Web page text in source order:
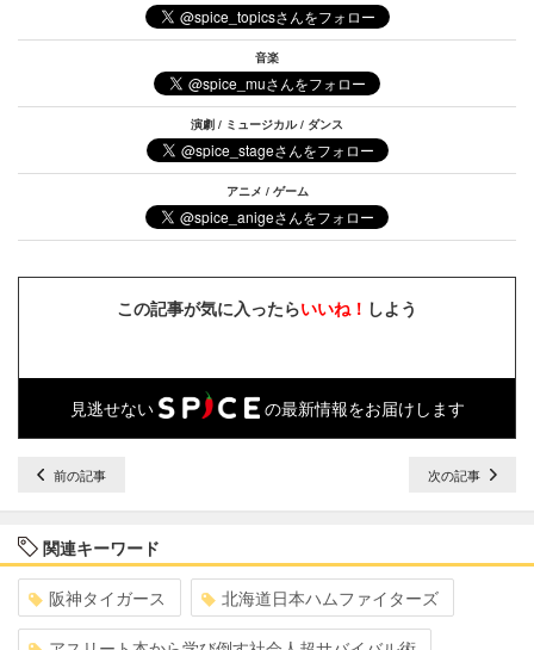
音楽
演劇 / ミュージカル / ダンス
アニメ / ゲーム
この記事が気に入ったらいいね！ しよう
見逃せない の最新情報をお届けします
前の記事 次の記事
関連キーワード
阪神タイガース 北海道日本ハムファイターズ